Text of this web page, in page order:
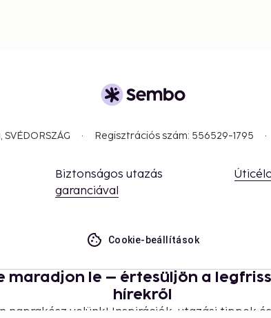
Regisztrációs szám: 556529-1795
Biztonságos utazás
garanciával
Cookie-beállítások
maradjon le – értesüljön a
hírekről
naprakész velünk! Inspirációk, utazási tippek